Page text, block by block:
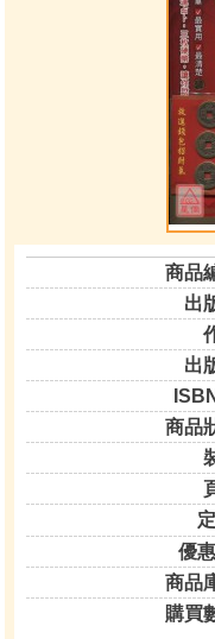
商品
出
出
商品
優
商品
購買